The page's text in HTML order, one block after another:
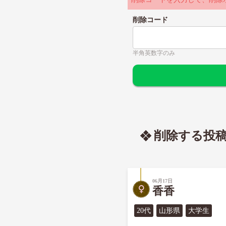
削除コード
半角英数字のみ
削除する投
06月17日
香香
20代 山形県 大学生